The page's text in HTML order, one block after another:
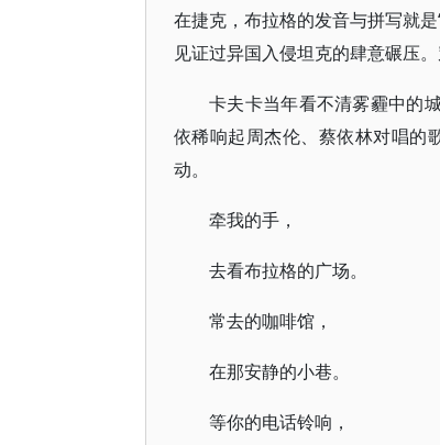
在捷克，布拉格的发音与拼写就
见证过异国入侵坦克的肆意碾压
卡夫卡当年看不清雾霾中的
依稀响起周杰伦、蔡依林对唱的
动。
牵我的手，
去看布拉格的广场。
常去的咖啡馆，
在那安静的小巷。
等你的电话铃响，